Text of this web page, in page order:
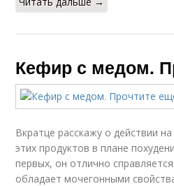
Кефир с медом.
Вкратце расскажу о действии
этих продуктов в плане
первых, он отлично
обладает мочегонными